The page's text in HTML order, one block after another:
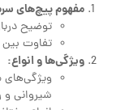
مفهوم پیچ‌های
توضیح
تفاوت
ویژگی‌ها و انواع:
ویژگی‌های
شیروانی و